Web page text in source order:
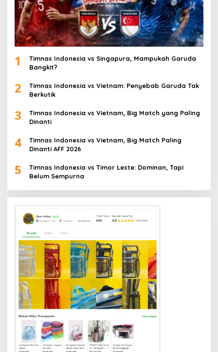
1
Timnas Indonesia vs Singapura, Mampukah Garuda
Bangkit?
2
Timnas Indonesia vs Vietnam: Penyebab Garuda Tak
Berkutik
3
Timnas Indonesia vs Vietnam, Big Match yang Paling
Dinanti
4
Timnas Indonesia vs Vietnam, Big Match Paling
Dinanti AFF 2026
5
Timnas Indonesia vs Timor Leste: Dominan, Tapi
Belum Sempurna